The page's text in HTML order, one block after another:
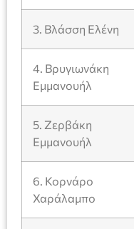
3. Βλάσση Ελένη
4. Βρυγιωνάκη
Εμμανουήλ
5. Ζερβάκη
Εμμανουήλ
6. Κορνάρο
Χαράλαμπο